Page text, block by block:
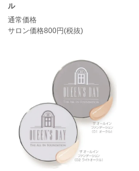
ル
通常価格
サロン価格800円(税抜)